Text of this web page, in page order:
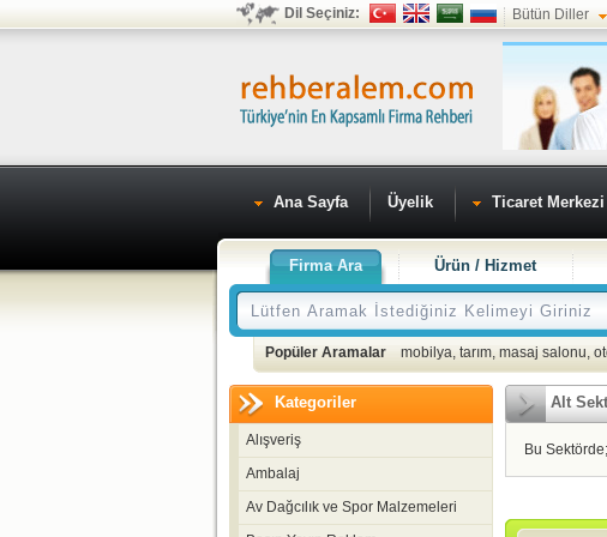
Dil Seçiniz: Bütün Diller
Ana Sayfa Üyelik Ticaret Merkezi
Firma Ara Ürün / Hizmet
Popüler Aramalar mobilya, tarım, masaj salonu,
Kategoriler
Alışveriş
Ambalaj
Av Dağcılık ve Spor Malzemeleri
Alt
Bu Sektörde;